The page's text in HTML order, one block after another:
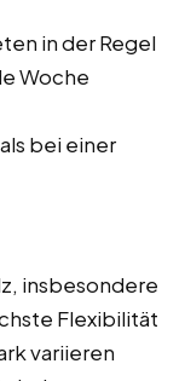
in der Regel
Woche
bei einer
insbesondere
Flexibilität
variieren